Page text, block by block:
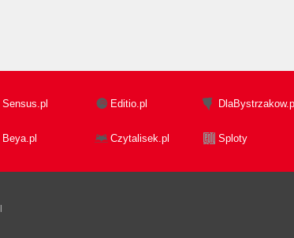
Sensus.pl Editio.pl DlaBystrzakow.pl
Beya.pl Czytalisek.pl Sploty